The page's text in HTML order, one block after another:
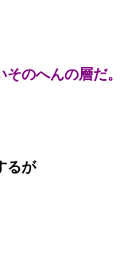
のへんの層だ。
るが